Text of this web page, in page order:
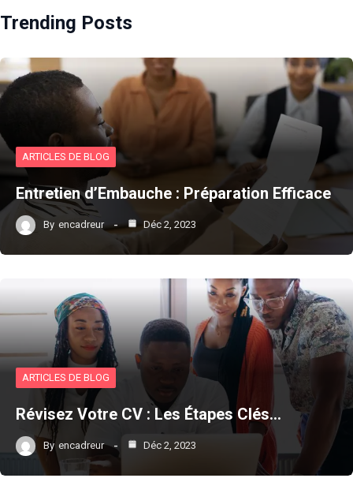
Trending Posts
ARTICLES DE BLOG
Entretien d’Embauche : Préparation Efficace
By encadreur Déc 2, 2023
ARTICLES DE BLOG
Révisez Votre CV : Les Étapes Clés…
By encadreur Déc 2, 2023